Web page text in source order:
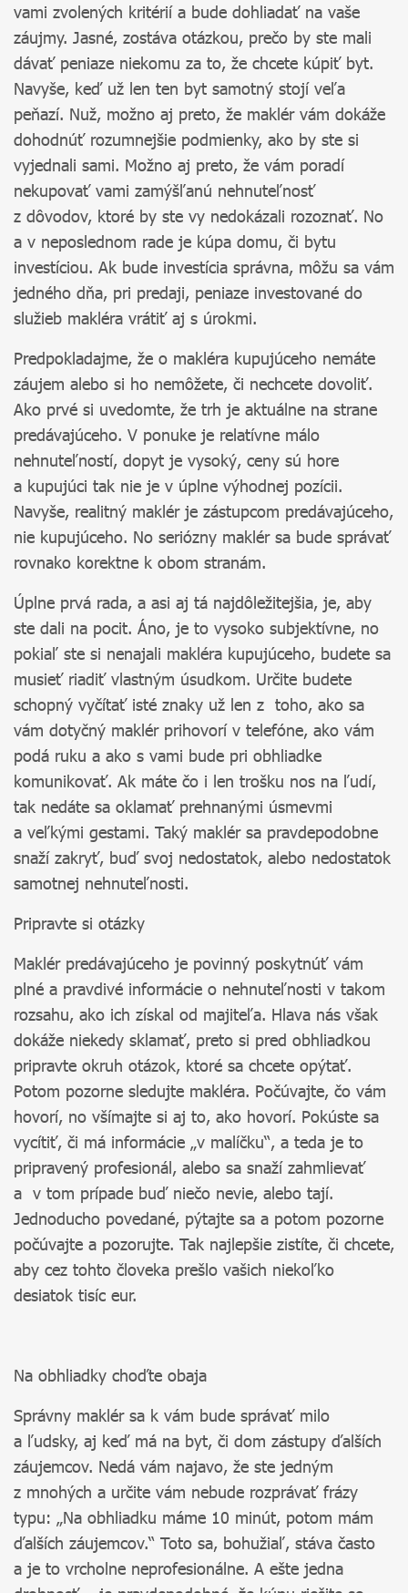
vami zvolených kritérií a bude dohliadať na vaše
záujmy. Jasné, zostáva otázkou, prečo by ste mali
dávať peniaze niekomu za to, že chcete kúpiť byt.
Navyše, keď už len ten byt samotný stojí veľa
peňazí. Nuž, možno aj preto, že maklér vám dokáže
dohodnúť rozumnejšie podmienky, ako by ste si
vyjednali sami. Možno aj preto, že vám poradí
nekupovať vami zamýšľanú nehnuteľnosť
z dôvodov, ktoré by ste vy nedokázali rozoznať. No
a v neposlednom rade je kúpa domu, či bytu
investíciou. Ak bude investícia správna, môžu sa vám
jedného dňa, pri predaji, peniaze investované do
služieb makléra vrátiť aj s úrokmi.
Predpokladajme, že o makléra kupujúceho nemáte
záujem alebo si ho nemôžete, či nechcete dovoliť.
Ako prvé si uvedomte, že trh je aktuálne na strane
predávajúceho. V ponuke je relatívne málo
nehnuteľností, dopyt je vysoký, ceny sú hore
a kupujúci tak nie je v úplne výhodnej pozícii.
Navyše, realitný maklér je zástupcom predávajúceho,
nie kupujúceho. No seriózny maklér sa bude správať
rovnako korektne k obom stranám.
Úplne prvá rada, a asi aj tá najdôležitejšia, je, aby
ste dali na pocit. Áno, je to vysoko subjektívne, no
pokiaľ ste si nenajali makléra kupujúceho, budete sa
musieť riadiť vlastným úsudkom. Určite budete
schopný vyčítať isté znaky už len z toho, ako sa
vám dotyčný maklér prihovorí v telefóne, ako vám
podá ruku a ako s vami bude pri obhliadke
komunikovať. Ak máte čo i len trošku nos na ľudí,
tak nedáte sa oklamať prehnanými úsmevmi
a veľkými gestami. Taký maklér sa pravdepodobne
snaží zakryť, buď svoj nedostatok, alebo nedostatok
samotnej nehnuteľnosti.
Pripravte si otázky
Maklér predávajúceho je povinný poskytnúť vám
plné a pravdivé informácie o nehnuteľnosti v takom
rozsahu, ako ich získal od majiteľa. Hlava nás však
dokáže niekedy sklamať, preto si pred obhliadkou
pripravte okruh otázok, ktoré sa chcete opýtať.
Potom pozorne sledujte makléra. Počúvajte, čo vám
hovorí, no všímajte si aj to, ako hovorí. Pokúste sa
vycítiť, či má informácie „v malíčku“, a teda je to
pripravený profesionál, alebo sa snaží zahmlievať
a v tom prípade buď niečo nevie, alebo tají.
Jednoducho povedané, pýtajte sa a potom pozorne
počúvajte a pozorujte. Tak najlepšie zistíte, či chcete,
aby cez tohto človeka prešlo vašich niekoľko
desiatok tisíc eur.
Na obhliadky choďte obaja
Správny maklér sa k vám bude správať milo
a ľudsky, aj keď má na byt, či dom zástupy ďalších
záujemcov. Nedá vám najavo, že ste jedným
z mnohých a určite vám nebude rozprávať frázy
typu: „Na obhliadku máme 10 minút, potom mám
ďalších záujemcov.“ Toto sa, bohužiaľ, stáva často
a je to vrcholne neprofesionálne. A ešte jedna